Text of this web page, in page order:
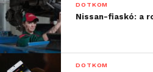
DOTKOM
Nissan-fiaskó: a
DOTKOM